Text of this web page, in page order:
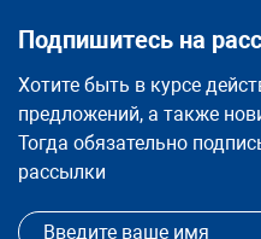
Подпишитесь на
Хотите быть в курсе
предложений, а также
Тогда обязательно
рассылки